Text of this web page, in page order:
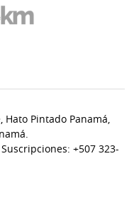
Hato Pintado Panamá,
+507 323-